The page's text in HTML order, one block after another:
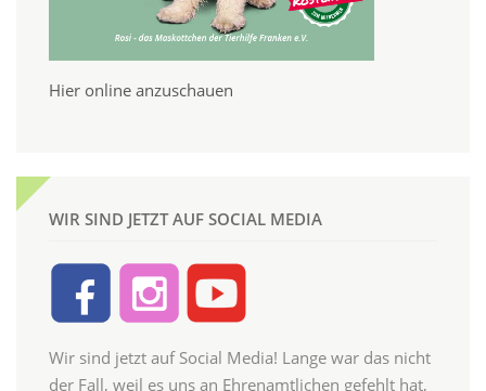
Hier online anzuschauen
WIR SIND JETZT AUF SOCIAL MEDIA
Wir sind jetzt auf Social Media! Lange war das nicht
der Fall, weil es uns an Ehrenamtlichen gefehlt hat,